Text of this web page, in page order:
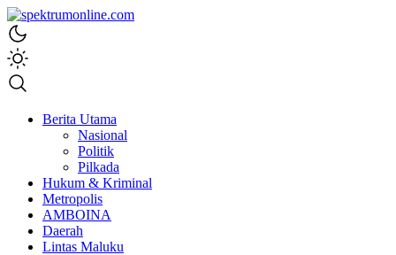
spektrumonline.com
Berita Utama
Nasional
Politik
Pilkada
Hukum & Kriminal
Metropolis
AMBOINA
Daerah
Lintas Maluku